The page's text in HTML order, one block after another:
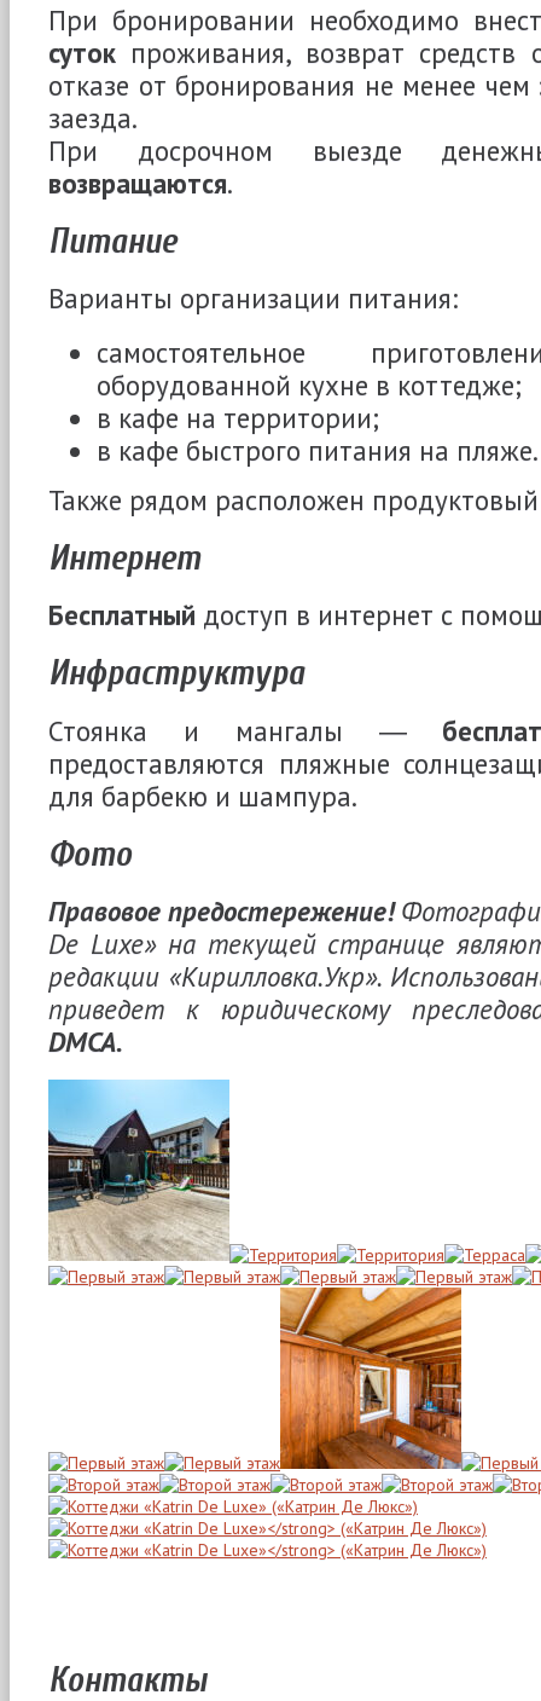
При бронировании необходимо
суток проживания, возврат средств
отказе от бронирования не менее чем
заезда.
При досрочном выезде
возвращаются.
Питание
Варианты организации питания:
самостоятельное
оборудованной кухне в коттедже;
в кафе на территории;
в кафе быстрого питания на пляже.
Также рядом расположен
Интернет
Бесплатный доступ в интернет с
Инфраструктура
Стоянка и мангалы ―
предоставляются пляжные
для барбекю и шампура.
Фото
Правовое предостережение!
De Luxe» на текущей странице
редакции «Кирилловка.Укр».
приведет к юридическому
DMCA.
Контакты